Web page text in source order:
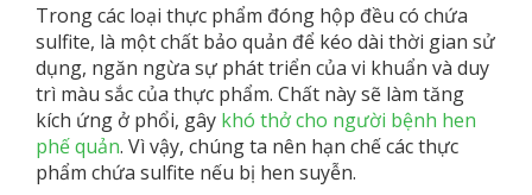
Trong các loại thực phẩm đóng hộp đều có chứa
sulfite, là một chất bảo quản để kéo dài thời gian sử
dụng, ngăn ngừa sự phát triển của vi khuẩn và duy
trì màu sắc của thực phẩm. Chất này sẽ làm tăng
kích ứng ở phổi, gây khó thở cho người bệnh hen
phế quản. Vì vậy, chúng ta nên hạn chế các thực
phẩm chứa sulfite nếu bị hen suyễn.